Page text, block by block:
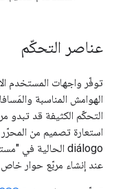
عناصر التحكّم
توفّر واجهات المستخدم
الهوامش المناسبة
التحكّم الكثيفة قد تبدو
استعارة تصميم من
diálogo الحالية في "مستندات Google"، مثل
عند إنشاء مربّع حوار